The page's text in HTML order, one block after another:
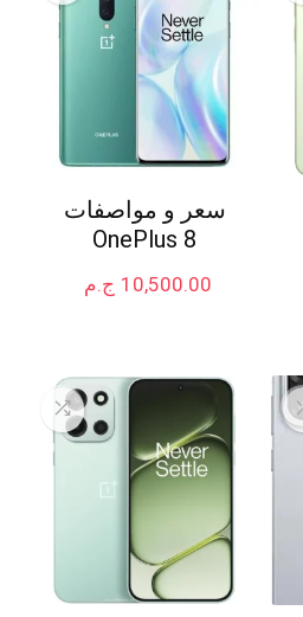
سعر و مواصفات
OnePlus 8
ج.م 10,500.00